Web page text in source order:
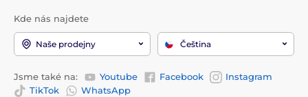
Kde nás najdete
Naše prodejny Čeština
Jsme také na: Youtube Facebook
Instagram
TikTok
WhatsApp